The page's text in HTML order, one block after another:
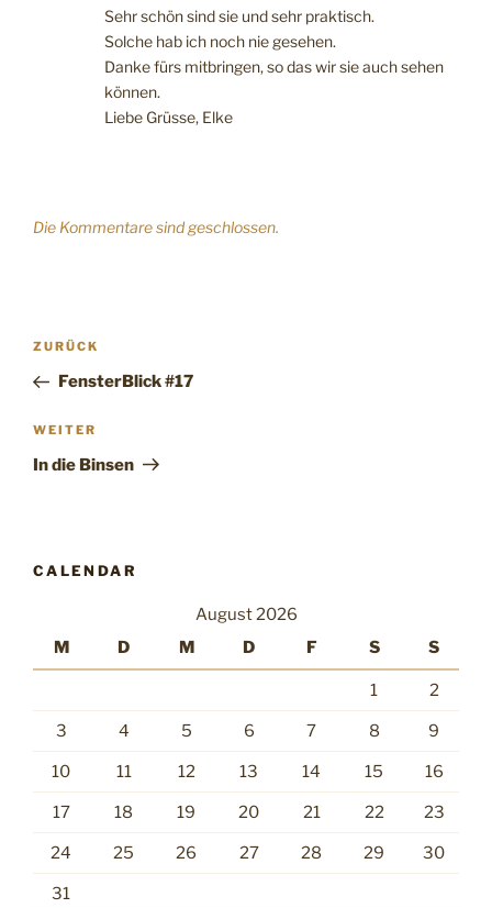
Sehr schön sind sie und sehr praktisch.
Solche hab ich noch nie gesehen.
Danke fürs mitbringen, so das wir sie auch sehen
können.
Liebe Grüsse, Elke
Die Kommentare sind geschlossen.
Beitragsnavigation
Vorheriger
Beitrag
ZURÜCK
FensterBlick #17
Nächster
Beitrag
WEITER
In die Binsen
CALENDAR
August 2026
M
D M D F S S
1 2
3 4 5 6 7 8 9
10 11 12 13 14 15 16
17 18 19 20 21 22 23
24 25 26 27 28 29 30
31